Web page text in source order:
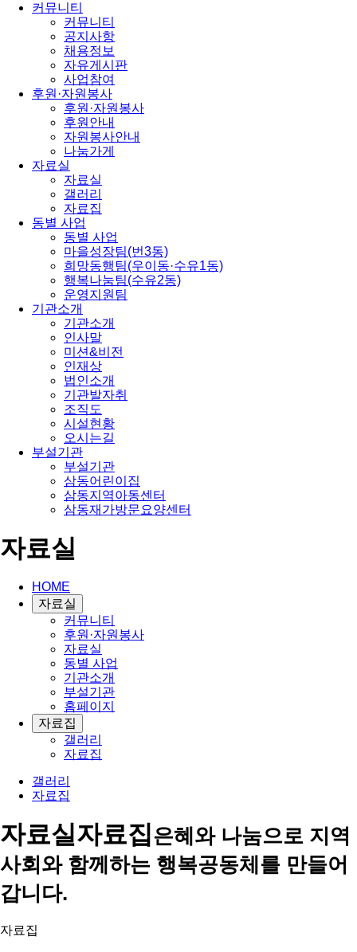
커뮤니티
커뮤니티
공지사항
채용정보
자유게시판
사업참여
후원·자원봉사
후원·자원봉사
후원안내
자원봉사안내
나눔가게
자료실
자료실
갤러리
자료집
동별 사업
동별 사업
마을성장팀(번3동)
희망동행팀(우이동·수유1동)
행복나눔팀(수유2동)
운영지원팀
기관소개
기관소개
인사말
미션&비전
인재상
법인소개
기관발자취
조직도
시설현황
오시는길
부설기관
부설기관
삼동어린이집
삼동지역아동센터
삼동재가방문요양센터
자료실
HOME
자료실
커뮤니티
후원·자원봉사
자료실
동별 사업
기관소개
부설기관
홈페이지
자료집
갤러리
자료집
갤러리
자료집
자료실자료집은혜와 나눔으로 지역
사회와 함께하는 행복공동체를 만들어
갑니다.
자료집